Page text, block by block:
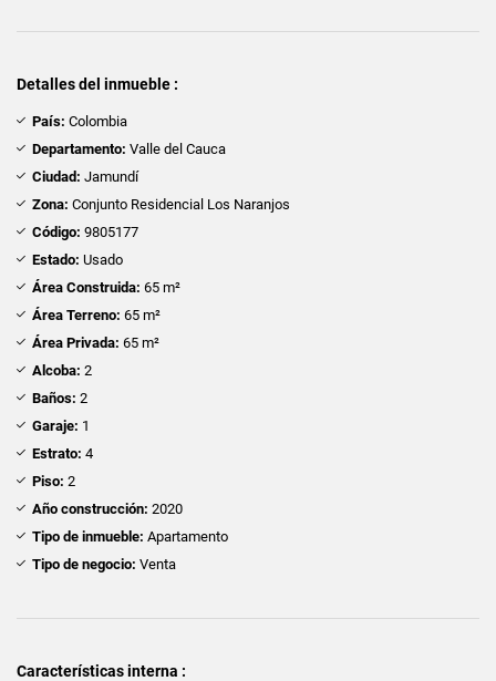
Detalles del inmueble :
País: Colombia
Departamento: Valle del Cauca
Ciudad: Jamundí
Zona: Conjunto Residencial Los Naranjos
Código: 9805177
Estado: Usado
Área Construida: 65 m²
Área Terreno: 65 m²
Área Privada: 65 m²
Alcoba: 2
Baños: 2
Garaje: 1
Estrato: 4
Piso: 2
Año construcción: 2020
Tipo de inmueble: Apartamento
Tipo de negocio: Venta
Características interna :